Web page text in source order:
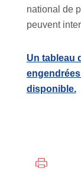
national de
peuvent
Un tableau
disponible.